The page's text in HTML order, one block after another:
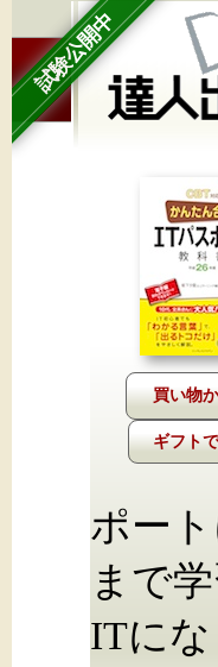
試験公開中
ギフト
ポー
まで
ITに